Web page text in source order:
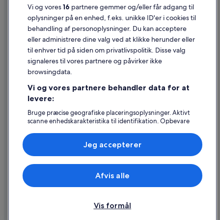
Juridiske oplysninger/Kontakt os
Retningslinjer for indhold og indberetning af indhold
Hjælp
Kontakt os
Ændr eller afbestil din reservation
Forløb og behandlingstider for refusion
Book en flyrejse med et tilgodehavende fra et flyselskab
Internationale rejsedokumenter
Expedia, Inc. er ikke ansvarlig for indhold fra eksterne hjemmesider.
© 2026 Expedia, Inc. – en del af Expedia Group. Alle rettigheder
forbeholdes. Expedia og Expedias logo er varemærker eller registrerede
Vi og vores16 partnere gemmer og/eller får adgang til
oplysninger på en enhed, f.eks. unikke ID'er i cookies til
behandling af personoplysninger. Du kan acceptere
eller administrere dine valg ved at klikke herunder eller
til enhver tid på siden om privatlivspolitik. Disse valg
signaleres til vores partnere og påvirker ikke
browsingdata.
Vi og vores partnere behandler data for at
levere:
Bruge præcise geografiske placeringsoplysninger. Aktivt
scanne enhedskarakteristika til identifikation. Opbevare
annoncering og indhold, annoncerings- og
indholdsmåling, målgruppeundersøgelser og udvikling af
tjenester.
Liste over partnere (leverandører)
Vis formål
Afvis alle
Jeg accepterer